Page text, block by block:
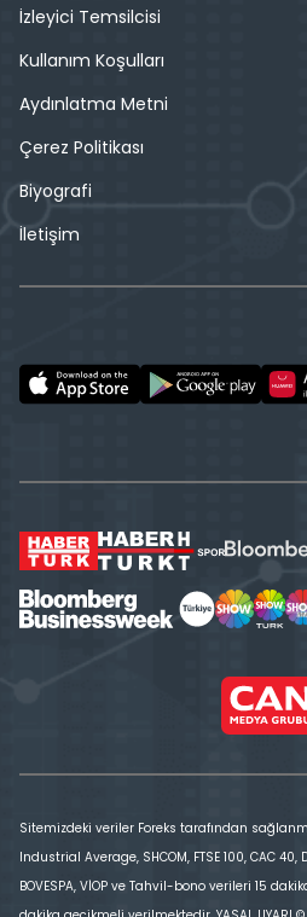
İzleyici Temsilcisi
Kullanım Koşulları
Aydınlatma Metni
Çerez Politikası
Biyografi
İletişim
Sitemizdeki veriler Foreks tarafından
Industrial Average, SHCOM, FTSE 100, CAC 40,
BOVESPA, VİOP ve Tahvil-bono verileri 15